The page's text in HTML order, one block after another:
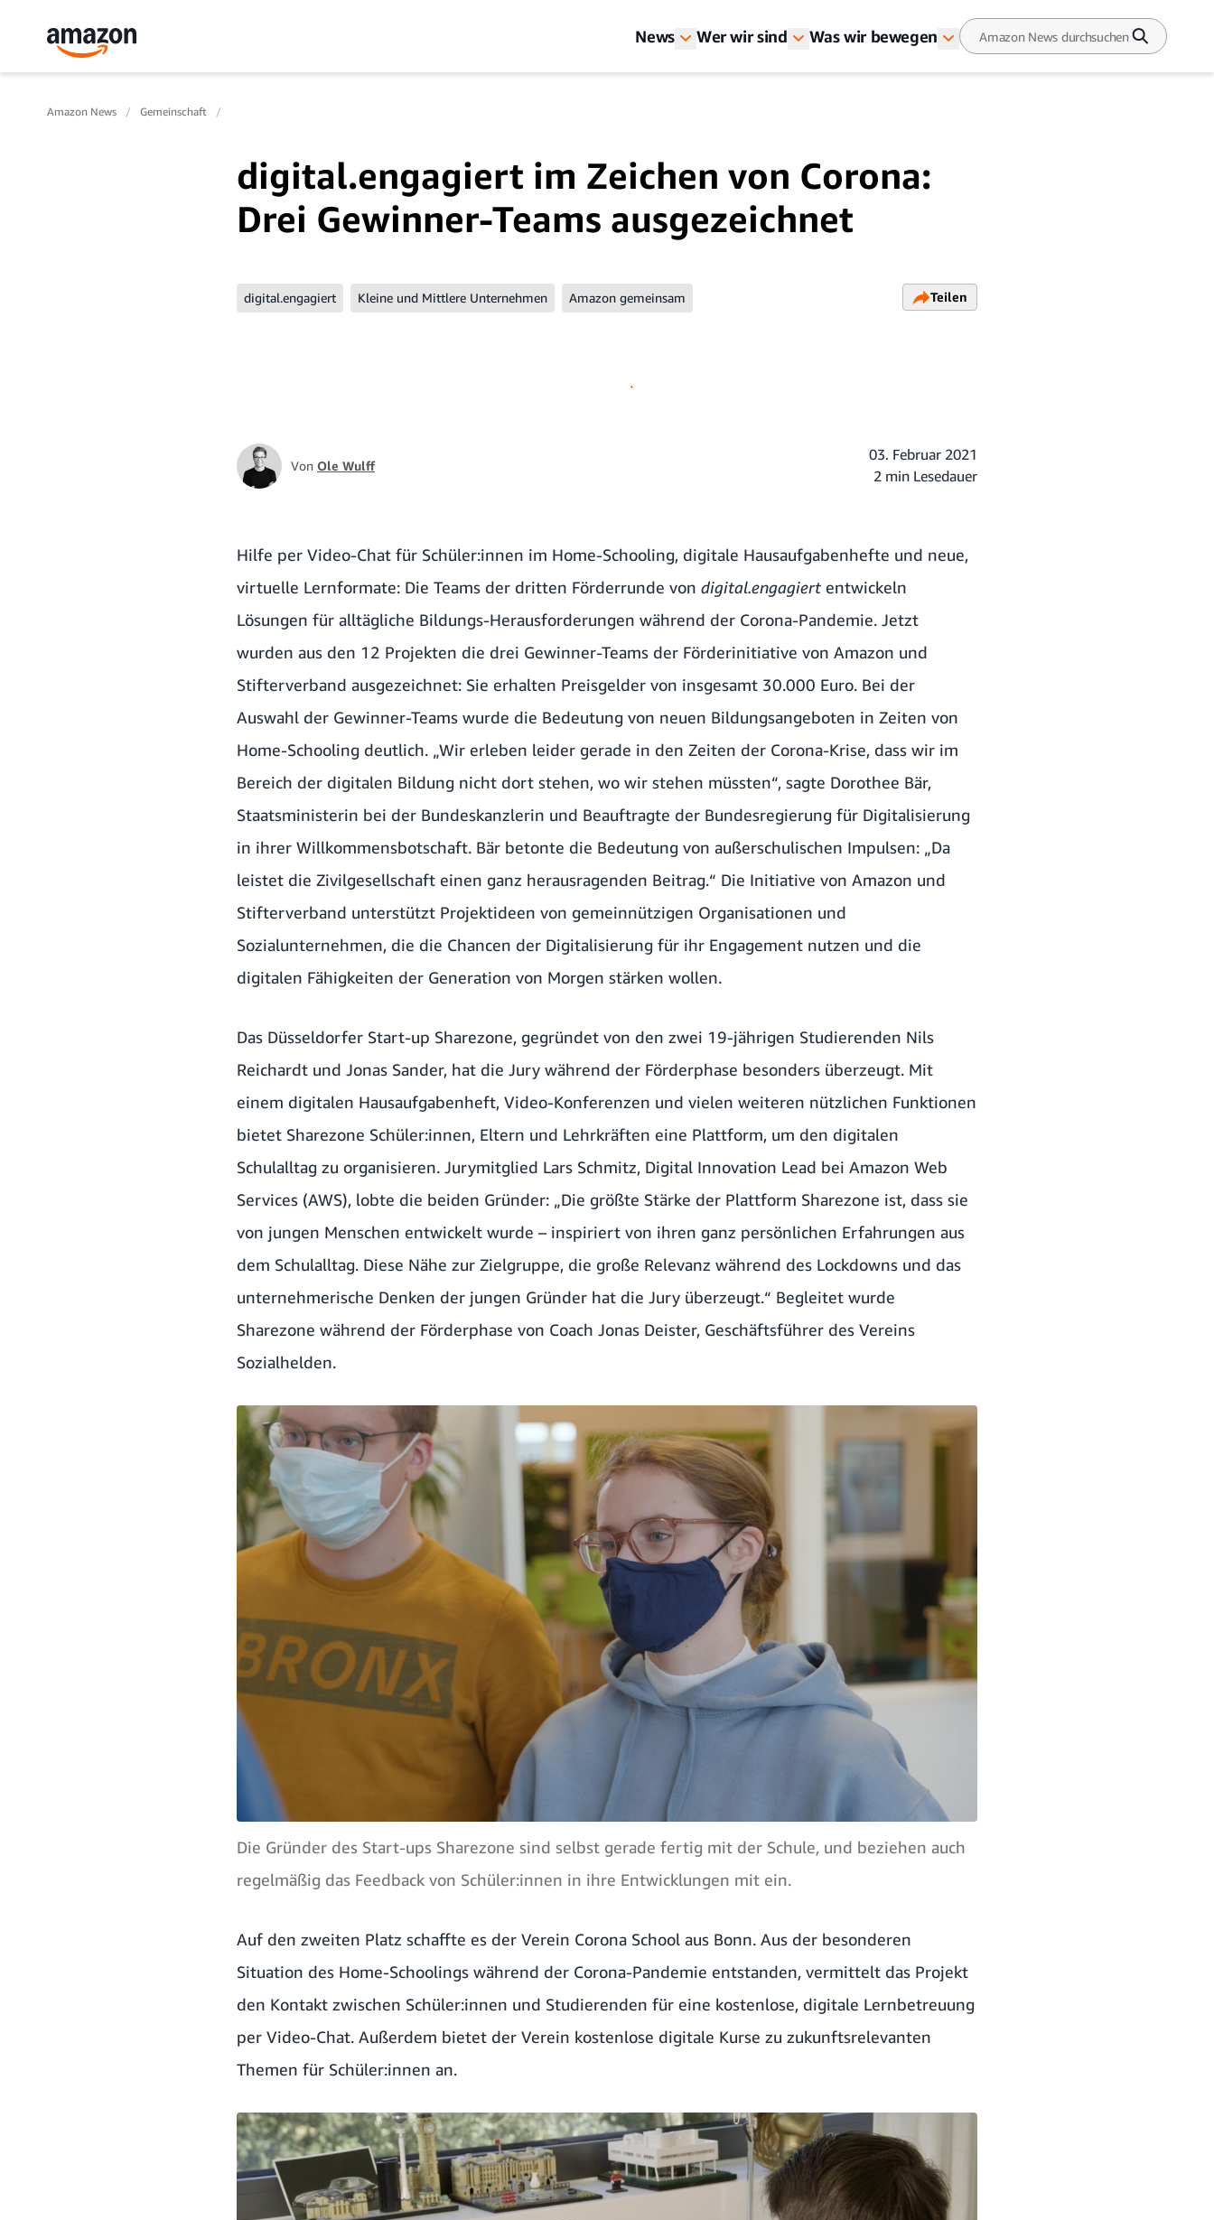
News Wer wir sind Was wir bewegen
Amazon News Gemeinschaft
digital.engagiert im Zeichen von Corona:
Drei Gewinner-Teams ausgezeichnet
digital.engagiert Kleine und Mittlere Unternehmen Amazon gemeinsam Teilen
Von Ole Wulff
03. Februar 2021
2 min Lesedauer
Hilfe per Video-Chat für Schüler:innen im Home-Schooling, digitale Hausaufgabenhefte und neue,
virtuelle Lernformate: Die Teams der dritten Förderrunde von digital.engagiert entwickeln
Lösungen für alltägliche Bildungs-Herausforderungen während der Corona-Pandemie. Jetzt
wurden aus den 12 Projekten die drei Gewinner-Teams der Förderinitiative von Amazon und
Stifterverband ausgezeichnet: Sie erhalten Preisgelder von insgesamt 30.000 Euro. Bei der
Auswahl der Gewinner-Teams wurde die Bedeutung von neuen Bildungsangeboten in Zeiten von
Home-Schooling deutlich. „Wir erleben leider gerade in den Zeiten der Corona-Krise, dass wir im
Bereich der digitalen Bildung nicht dort stehen, wo wir stehen müssten“, sagte Dorothee Bär,
Staatsministerin bei der Bundeskanzlerin und Beauftragte der Bundesregierung für Digitalisierung
in ihrer Willkommensbotschaft. Bär betonte die Bedeutung von außerschulischen Impulsen: „Da
leistet die Zivilgesellschaft einen ganz herausragenden Beitrag.“ Die Initiative von Amazon und
Stifterverband unterstützt Projektideen von gemeinnützigen Organisationen und
Sozialunternehmen, die die Chancen der Digitalisierung für ihr Engagement nutzen und die
digitalen Fähigkeiten der Generation von Morgen stärken wollen.
Das Düsseldorfer Start-up Sharezone, gegründet von den zwei 19-jährigen Studierenden Nils
Reichardt und Jonas Sander, hat die Jury während der Förderphase besonders überzeugt. Mit
einem digitalen Hausaufgabenheft, Video-Konferenzen und vielen weiteren nützlichen Funktionen
bietet Sharezone Schüler:innen, Eltern und Lehrkräften eine Plattform, um den digitalen
Schulalltag zu organisieren. Jurymitglied Lars Schmitz, Digital Innovation Lead bei Amazon Web
Services (AWS), lobte die beiden Gründer: „Die größte Stärke der Plattform Sharezone ist, dass sie
von jungen Menschen entwickelt wurde – inspiriert von ihren ganz persönlichen Erfahrungen aus
dem Schulalltag. Diese Nähe zur Zielgruppe, die große Relevanz während des Lockdowns und das
unternehmerische Denken der jungen Gründer hat die Jury überzeugt.“ Begleitet wurde
Sharezone während der Förderphase von Coach Jonas Deister, Geschäftsführer des Vereins
Sozialhelden.
Die Gründer des Start-ups Sharezone sind selbst gerade fertig mit der Schule, und beziehen auch
regelmäßig das Feedback von Schüler:innen in ihre Entwicklungen mit ein.
Auf den zweiten Platz schaffte es der Verein Corona School aus Bonn. Aus der besonderen
Situation des Home-Schoolings während der Corona-Pandemie entstanden, vermittelt das Projekt
den Kontakt zwischen Schüler:innen und Studierenden für eine kostenlose, digitale Lernbetreuung
per Video-Chat. Außerdem bietet der Verein kostenlose digitale Kurse zu zukunftsrelevanten
Themen für Schüler:innen an.